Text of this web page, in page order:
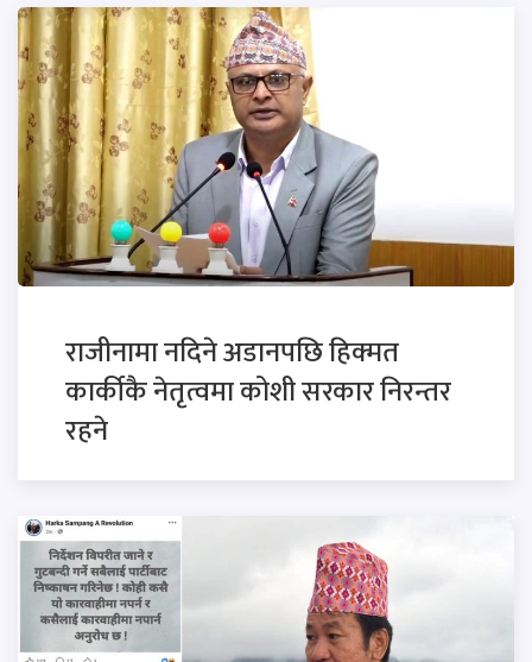
राजीनामा नदिने अडानपछि हिक्मत
कार्कीकै नेतृत्वमा कोशी सरकार निरन्तर
रहने